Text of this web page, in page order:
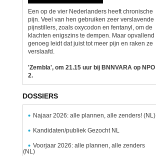
Een op de vier Nederlanders heeft chronische
pijn. Veel van hen gebruiken zeer verslavende
pijnstillers, zoals oxycodon en fentanyl, om de
klachten enigszins te dempen. Maar opvallend
genoeg leidt dat juist tot meer pijn en raken ze
verslaafd.
'Zembla', om 21.15 uur bij BNNVARA op NPO
2.
DOSSIERS
Najaar 2026: alle plannen, alle zenders! (NL)
Kandidaten/publiek Gezocht NL
Voorjaar 2026: alle plannen, alle zenders
(NL)